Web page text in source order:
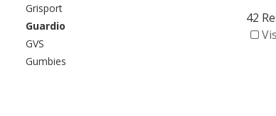
GrisportFiltrér efter category: Grisport
Guardio valgte I øjeblikket sorteret efter category:
GVS
Gumbies
42